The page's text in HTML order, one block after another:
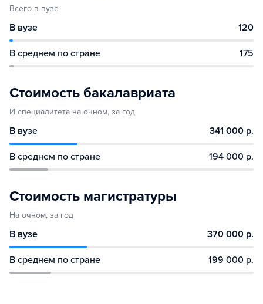
Всего в вузе
В вузе 120
В среднем по стране 175
Стоимость бакалавриата
И специалитета на очном, за год
В вузе 341 000 р.
В среднем по стране 194 000 р.
Стоимость магистратуры
На очном, за год
В вузе 370 000 р.
В среднем по стране 199 000 р.